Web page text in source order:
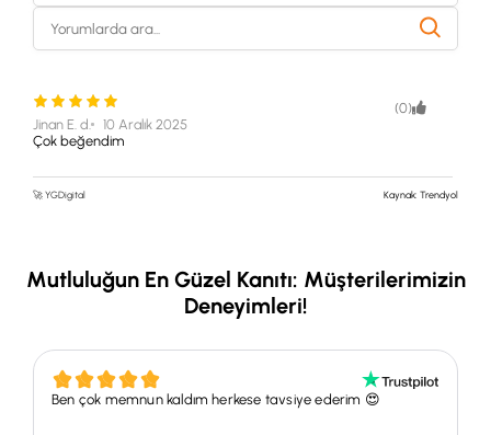
Işık:Parlak ve dolaylı ışığı sever; direkt güneşten koruyun.
Toprak hafif nemli kalacak şekilde sulayın; aşırı sulamaktan
Özenli Paketleme
📦Güvenli Kargo
💬WhatsApp Desteği
📄Bakım Kartı Hediyesi
(0)
Jinan E. d.
10 Aralık 2025
Çok beğendim
🚀 YGDigital Kaynak: Trendyol
Mutluluğun En Güzel Kanıtı: Müşterilerimizin
Deneyimleri!
Ben çok memnun kaldım herkese tavsiye ederim 😍